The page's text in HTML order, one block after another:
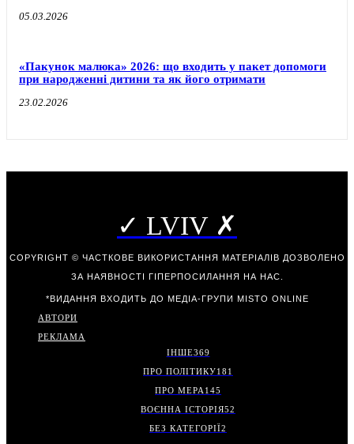
05.03.2026
«Пакунок малюка» 2026: що входить у пакет допомоги
при народженні дитини та як його отримати
23.02.2026
✓ LVIV ✗
COPYRIGHT © ЧАСТКОВЕ ВИКОРИСТАННЯ МАТЕРІАЛІВ ДОЗВОЛЕНО
ЗА НАЯВНОСТІ ГІПЕРПОСИЛАННЯ НА НАС.
*ВИДАННЯ ВХОДИТЬ ДО МЕДІА-ГРУПИ MISTO ONLINE
АВТОРИ
РЕКЛАМА
ІНШЕ369
ПРО ПОЛІТИКУ181
ПРО МЕРА 145
ВОЄННА ІСТОРІЯ52
БЕЗ КАТЕГОРІЇ2